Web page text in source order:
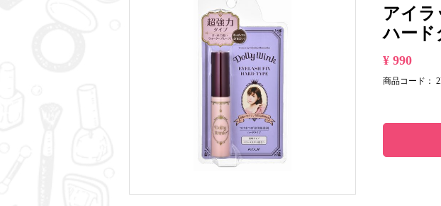
アイラ
ハード
¥ 990
商品コード：